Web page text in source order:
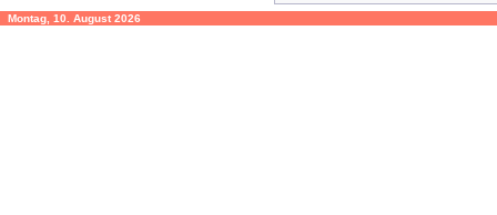
Montag, 10. August 2026